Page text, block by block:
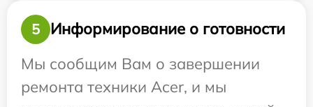
5
Информирование о готовности
Мы сообщим Вам о завершении
ремонта техники Acer, и мы